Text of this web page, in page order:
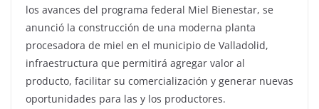
los avances del programa federal Miel Bienestar, se
anunció la construcción de una moderna planta
procesadora de miel en el municipio de Valladolid,
infraestructura que permitirá agregar valor al
producto, facilitar su comercialización y generar nuevas
oportunidades para las y los productores.